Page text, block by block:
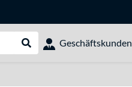
Suche durchführen
Geschäftskunden